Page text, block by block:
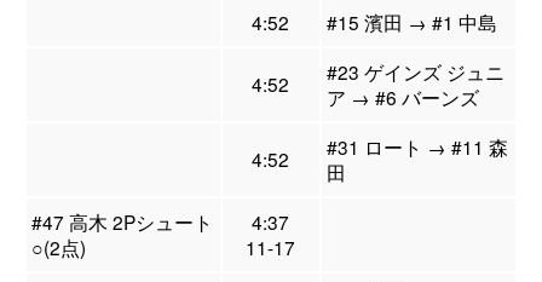
4:52 #15 濱田 → #1 中島
4:52
#23 ゲインズ ジュニ
ア → #6 バーンズ
4:52
#31 ロート → #11 森
田
#47 高木 2Pシュート
○(2点)
4:37
11-17